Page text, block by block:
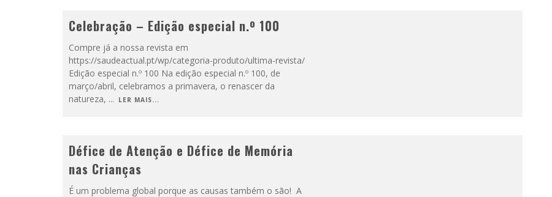
Celebração – Edição especial n.º 100
Compre já a nossa revista em
https://saudeactual.pt/wp/categoria-produto/ultima-revista/
Edição especial n.º 100 Na edição especial n.º 100, de
março/abril, celebramos a primavera, o renascer da
natureza, ... LER MAIS...
Défice de Atenção e Défice de Memória
nas Crianças
É um problema global porque as causas também o são! A